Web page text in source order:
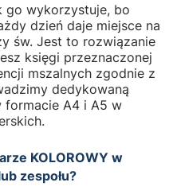
go wykorzystuje, bo
dzień daje miejsce na
św. Jest to rozwiązanie
księgi przeznaczonej
mszalnych zgodnie z
dedykowaną
formacie A4 i A5 w
KOLOROWY w
zespołu?